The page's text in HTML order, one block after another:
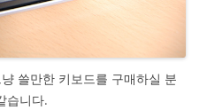
쓸만한 키보드를 구매하실 분
습니다.